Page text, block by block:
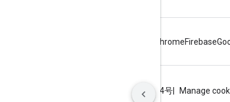
ChromeFirebase
ICP证合字B2-20070004号 Manage